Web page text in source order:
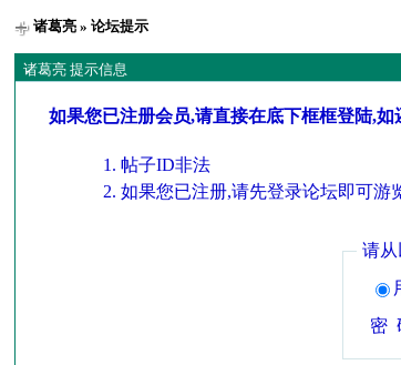
诸葛亮 » 论坛提示
诸葛亮 提示信息
如果您已注册会员,请直接在底下框框登陆,
帖子ID非法
如果您已注册,请先登录论坛即可游
请
密